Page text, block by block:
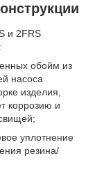
и 2FRS
:
обойм из
насоса
изделия,
коррозию и
уплотнение
резина/